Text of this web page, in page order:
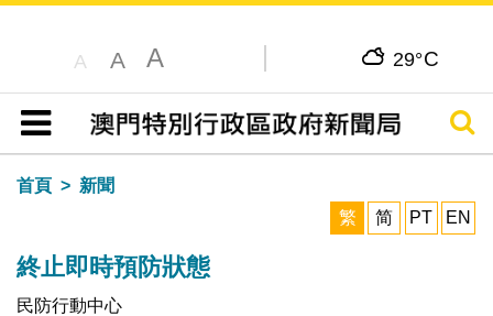
A A A 29°C
目錄
搜尋
首頁
新聞
繁
简 PT EN
終止即時預防狀態
民防行動中心